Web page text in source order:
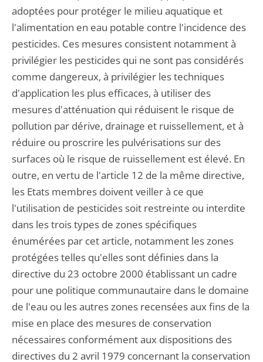
adoptées pour protéger le milieu aquatique et
l'alimentation en eau potable contre l'incidence des
pesticides. Ces mesures consistent notamment à
privilégier les pesticides qui ne sont pas considérés
comme dangereux, à privilégier les techniques
d'application les plus efficaces, à utiliser des
mesures d'atténuation qui réduisent le risque de
pollution par dérive, drainage et ruissellement, et à
réduire ou proscrire les pulvérisations sur des
surfaces où le risque de ruissellement est élevé. En
outre, en vertu de l'article 12 de la même directive,
les Etats membres doivent veiller à ce que
l'utilisation de pesticides soit restreinte ou interdite
dans les trois types de zones spécifiques
énumérées par cet article, notamment les zones
protégées telles qu'elles sont définies dans la
directive du 23 octobre 2000 établissant un cadre
pour une politique communautaire dans le domaine
de l'eau ou les autres zones recensées aux fins de la
mise en place des mesures de conservation
nécessaires conformément aux dispositions des
directives du 2 avril 1979 concernant la conservation